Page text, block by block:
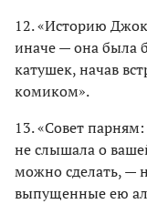
12. «Историю
иначе — она была
катушек, начав
комиком».
13. «Совет
не слышала о
можно сделать, —
выпущенные ею